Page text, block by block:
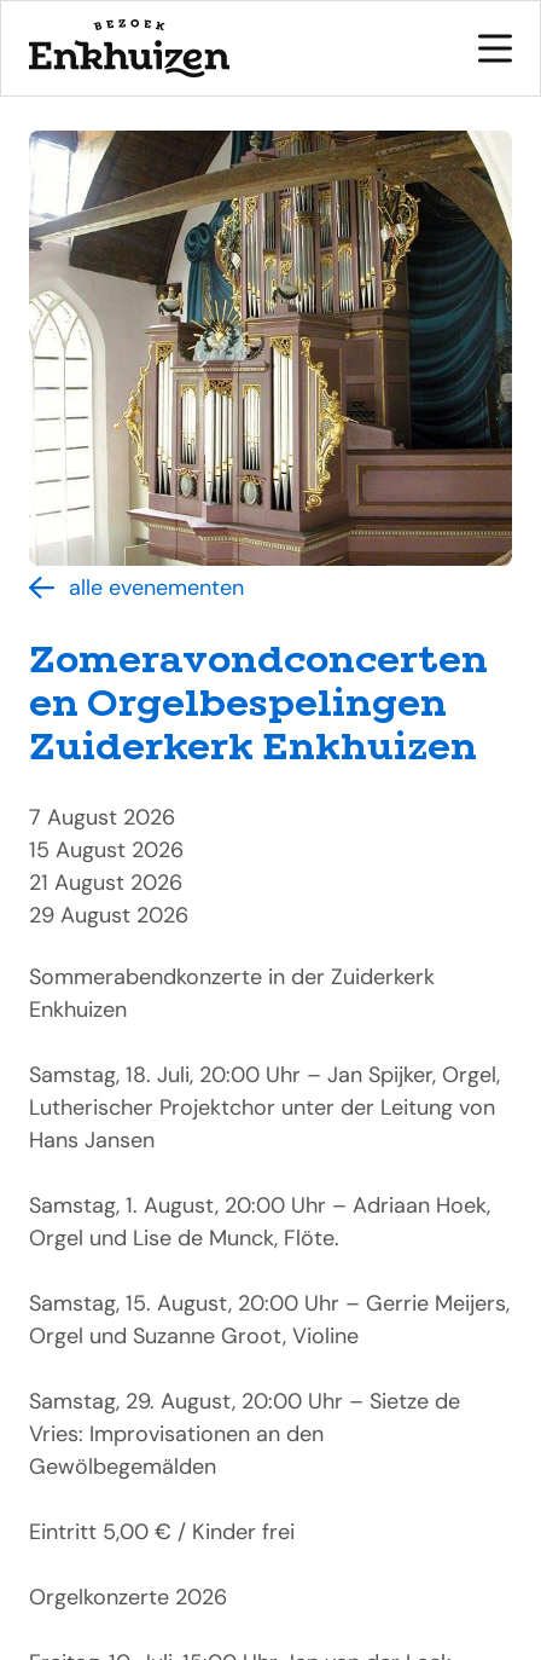
naar de inhoud
alle evenementen
Zomeravondconcerten
en Orgelbespelingen
Zuiderkerk Enkhuizen
7 August 2026
15 August 2026
21 August 2026
29 August 2026
Sommerabendkonzerte in der Zuiderkerk
Enkhuizen
Samstag, 18. Juli, 20:00 Uhr – Jan Spijker, Orgel,
Lutherischer Projektchor unter der Leitung von
Hans Jansen
Samstag, 1. August, 20:00 Uhr – Adriaan Hoek,
Orgel und Lise de Munck, Flöte.
Samstag, 15. August, 20:00 Uhr – Gerrie Meijers,
Orgel und Suzanne Groot, Violine
Samstag, 29. August, 20:00 Uhr – Sietze de
Vries: Improvisationen an den
Gewölbegemälden
Eintritt 5,00 € / Kinder frei
Orgelkonzerte 2026